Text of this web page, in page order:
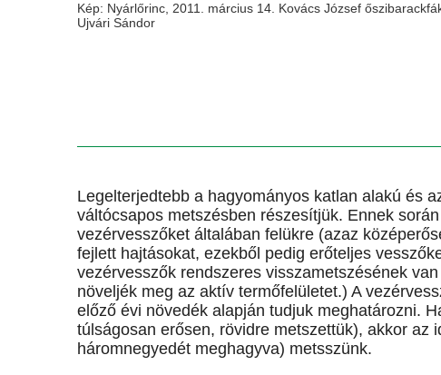
Kép: Nyárlőrinc, 2011. március 14. Kovács József
Ujvári Sándor
Legelterjedtebb a hagyományos katlan alakú és
váltócsapos metszésben részesítjük. Ennek
vezérvesszőket általában felükre (azaz
fejlett hajtásokat, ezekből pedig erőteljes
vezérvesszők rendszeres visszametszésének
növeljék meg az aktív termőfelületet.) A
előző évi növedék alapján tudjuk meghatározni.
túlságosan erősen, rövidre metszettük), akkor az
háromnegyedét meghagyva) metsszünk.